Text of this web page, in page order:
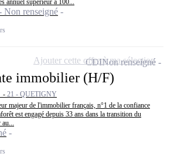
Non renseigné
immobilier (H/F)
- 21 - QUETIGNY
majeur de l'immobilier français, n°1 de la confiance
est engagé depuis 33 ans dans la transition du
au...
CDINon renseigné
Ajouter cette offre à ma sélection